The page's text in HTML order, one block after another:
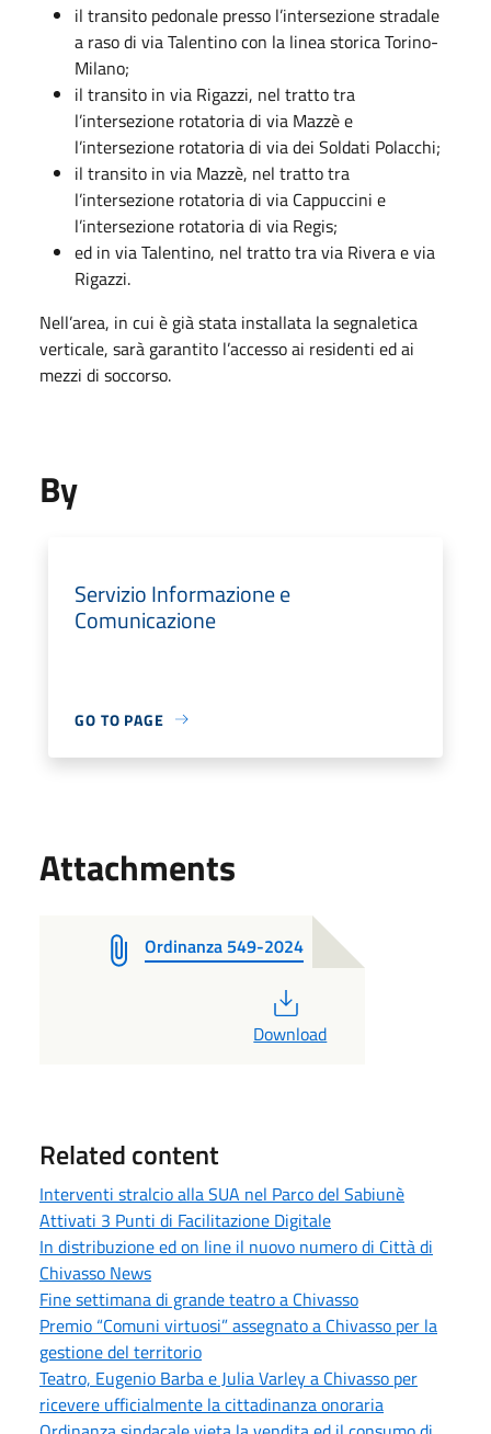
il transito pedonale presso l’intersezione stradale
a raso di via Talentino con la linea storica Torino-
Milano;
il transito in via Rigazzi, nel tratto tra
l’intersezione rotatoria di via Mazzè e
l’intersezione rotatoria di via dei Soldati Polacchi;
il transito in via Mazzè, nel tratto tra
l’intersezione rotatoria di via Cappuccini e
l’intersezione rotatoria di via Regis;
ed in via Talentino, nel tratto tra via Rivera e via
Rigazzi.
Nell’area, in cui è già stata installata la segnaletica
verticale, sarà garantito l’accesso ai residenti ed ai
mezzi di soccorso.
By
Servizio Informazione e
Comunicazione
GO TO PAGE
Attachments
Ordinanza 549-2024
Download
Related content
Interventi stralcio alla SUA nel Parco del Sabiunè
Attivati 3 Punti di Facilitazione Digitale
In distribuzione ed on line il nuovo numero di Città di
Chivasso News
Fine settimana di grande teatro a Chivasso
Premio “Comuni virtuosi” assegnato a Chivasso per la
gestione del territorio
Teatro, Eugenio Barba e Julia Varley a Chivasso per
ricevere ufficialmente la cittadinanza onoraria